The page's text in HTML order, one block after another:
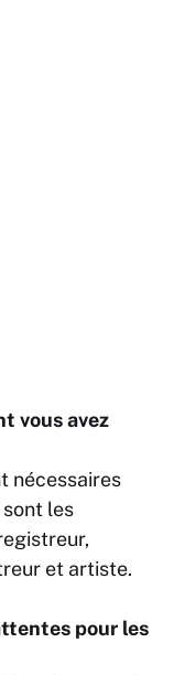
vous avez
nécessaires
les
et artiste.
pour les